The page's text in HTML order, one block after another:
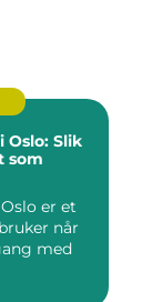
Oslo: Slik
som
er et
når
med